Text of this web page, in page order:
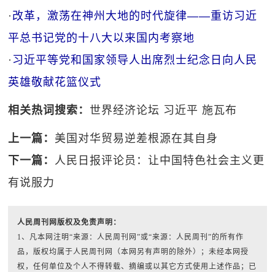
· 改革，激荡在神州大地的时代旋律——重访习近
平总书记党的十八大以来国内考察地
· 习近平等党和国家领导人出席烈士纪念日向人民
英雄敬献花篮仪式
相关热词搜索： 世界经济论坛 习近平 施瓦布
上一篇： 美国对华贸易逆差根源在其自身
下一篇： 人民日报评论员：让中国特色社会主义更
有说服力
人民周刊网版权及免责声明：
1、凡本网注明“来源：人民周刊网”或“来源：人民周刊”的所有作
品，版权均属于人民周刊网（本网另有声明的除外）；未经本网授
权，任何单位及个人不得转载、摘编或以其它方式使用上述作品；已